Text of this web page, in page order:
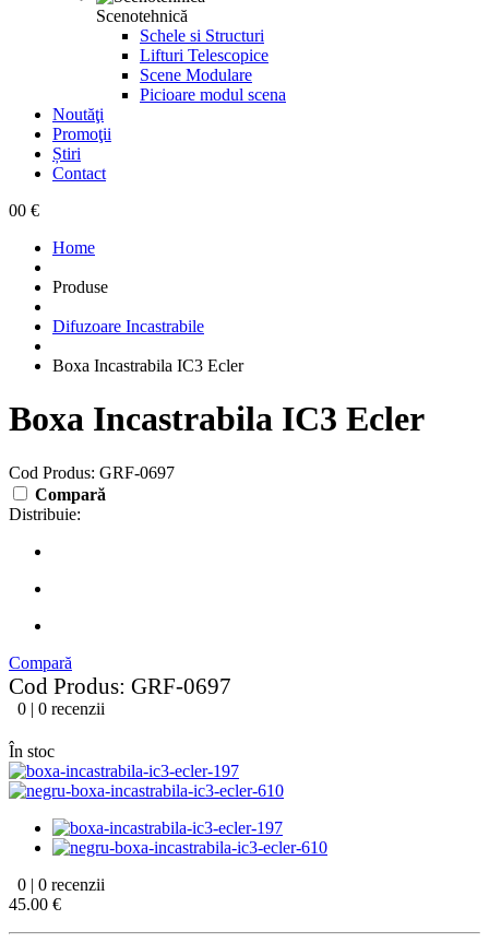
Scenotehnică
Schele si Structuri
Lifturi Telescopice
Scene Modulare
Picioare modul scena
Noutăţi
Promoţii
Știri
Contact
00 €
Home
Produse
Difuzoare Incastrabile
Boxa Incastrabila IC3 Ecler
Boxa Incastrabila IC3 Ecler
Cod Produs: GRF-0697
Compară
Distribuie:
Compară
Cod Produs: GRF-0697
0 | 0 recenzii
În stoc
0 | 0 recenzii
45.00 €